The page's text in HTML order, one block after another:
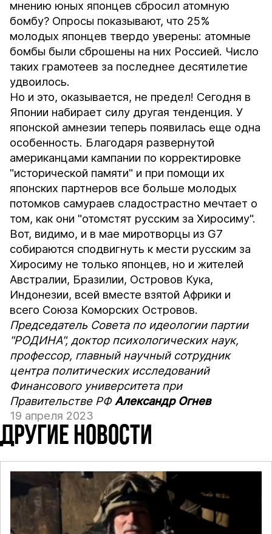
мнению юных японцев сбросил атомную
бомбу? Опросы показывают, что 25%
молодых японцев твердо уверены: атомные
бомбы были сброшены на них Россией. Число
таких грамотеев за последнее десятилетие
удвоилось.
Но и это, оказывается, не предел! Сегодня в
Японии набирает силу другая тенденция. У
японской амнезии теперь появилась еще одна
особенность. Благодаря развернутой
американцами кампании по корректировке
"исторической памяти" и при помощи их
японских партнеров все больше молодых
потомков самураев сладострастно мечтает о
том, как они "отомстят русским за Хиросиму".
Вот, видимо, и в мае миротворцы из G7
собираются сподвигнуть к мести русским за
Хиросиму не только японцев, но и жителей
Австралии, Бразилии, Островов Кука,
Индонезии, всей вместе взятой Африки и
всего Союза Коморских Островов.
Председатель Совета по идеологии партии
"РОДИНА", доктор психологических наук,
профессор, главный научный сотрудник
центра политических исследований
Финансового университета при
Правительстве РФ Александр Огнев
19 апреля 2023
ДРУГИЕ НОВОСТИ